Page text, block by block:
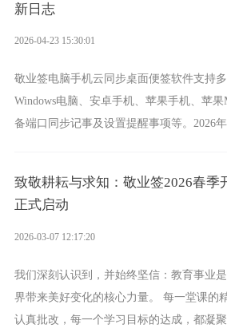
新日志
2026-04-23 15:30:01
敬业签电脑手机云同步桌面便签软件支持
Windows电脑、安卓手机、苹果手机、苹果
备端口同步记事及设置提醒事项等。2026
致敬耕耘与求知：敬业签2026春季
正式启动
2026-03-07 12:17:20
我们深刻认识到，并始终坚信：教育事业
界带来美好变化的核心力量。 每一堂课的
认真批改，每一个学习目标的达成，都凝